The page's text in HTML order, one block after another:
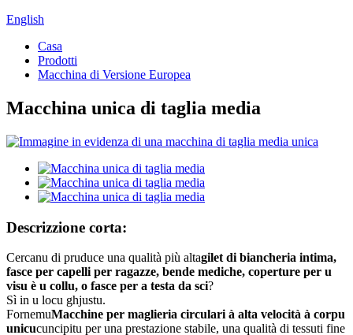
English
Casa
Prodotti
Macchina di Versione Europea
Macchina unica di taglia media
Descrizzione corta:
Cercanu di pruduce una qualità più altagilet di biancheria intima,
fasce per capelli per ragazze, bende mediche, coperture per u
visu è u collu, o fasce per a testa da sci?
Sì in u locu ghjustu.
FornemuMacchine per maglieria circulari à alta velocità à corpu
unicucuncipitu per una prestazione stabile, una qualità di tessuti fine